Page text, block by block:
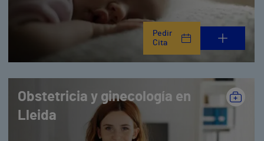
Pedir
Cita
Obstetricia y ginecología en
Lleida